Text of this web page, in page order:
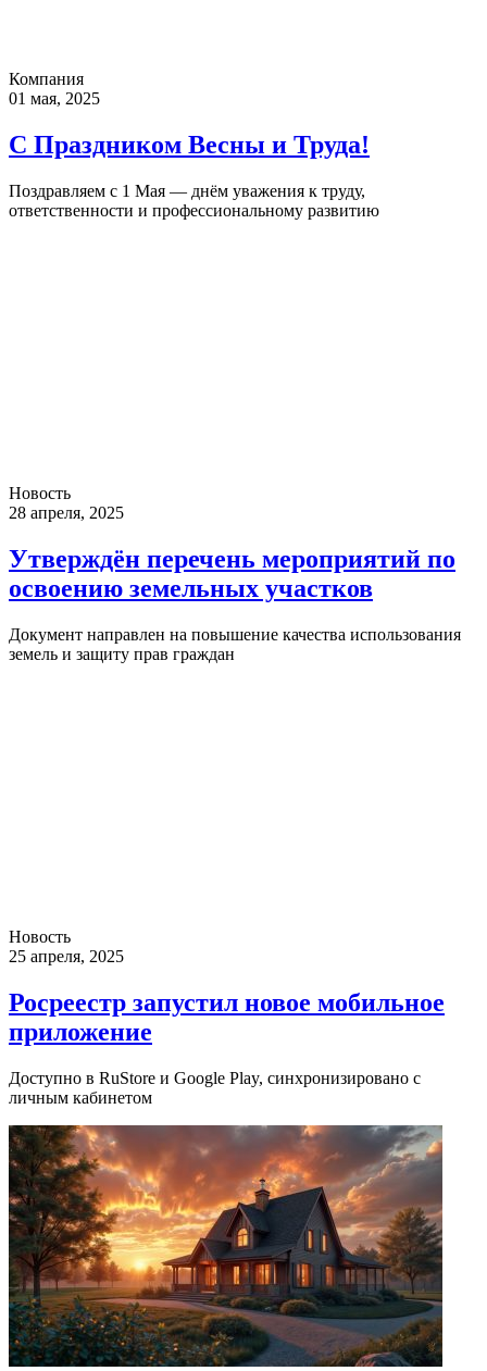
Компания
01 мая, 2025
С Праздником Весны и Труда!
Поздравляем с 1 Мая — днём уважения к труду,
ответственности и профессиональному развитию
Новость
28 апреля, 2025
Утверждён перечень мероприятий по
освоению земельных участков
Документ направлен на повышение качества использования
земель и защиту прав граждан
Новость
25 апреля, 2025
Росреестр запустил новое мобильное
приложение
Доступно в RuStore и Google Play, синхронизировано с
личным кабинетом